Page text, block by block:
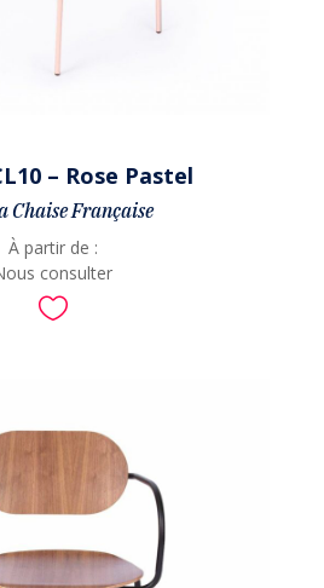
– Rose Pastel
Chaise Française
À partir de :
consulter
